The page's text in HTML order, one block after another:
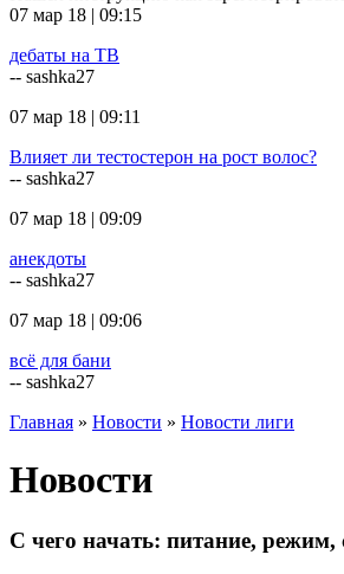
07 мар 18 | 09:15
дебаты на ТВ
-- sashka27
07 мар 18 | 09:11
Влияет ли тестостерон на рост волос?
-- sashka27
07 мар 18 | 09:09
анекдоты
-- sashka27
07 мар 18 | 09:06
всё для бани
-- sashka27
Главная » Новости » Новости лиги
Новости
С чего начать: питание, режим,